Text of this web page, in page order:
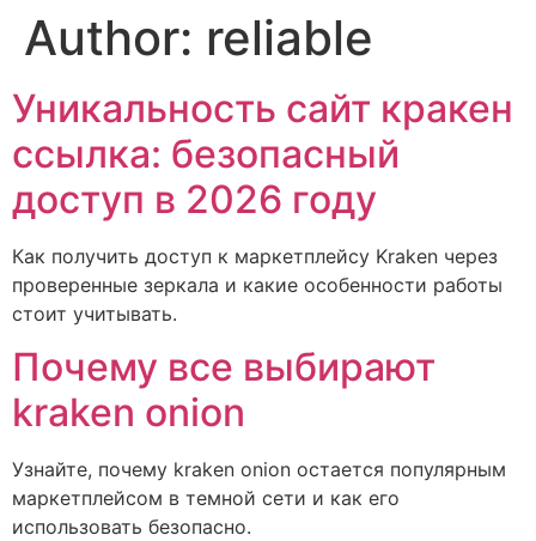
Author: reliable
Уникальность сайт кракен
ссылка: безопасный
доступ в 2026 году
Как получить доступ к маркетплейсу Kraken через
проверенные зеркала и какие особенности работы
стоит учитывать.
Почему все выбирают
kraken onion
Узнайте, почему kraken onion остается популярным
маркетплейсом в темной сети и как его
использовать безопасно.